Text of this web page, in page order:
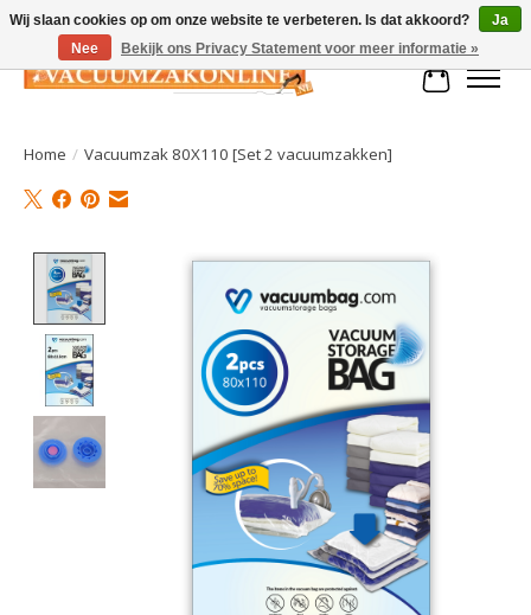
Home / Vacuumzak 80X110 [Set 2 vacuumzakken]
Product image slideshow Items
Wij slaan cookies op om onze website te verbeteren. Is dat akkoord?
Ja
Nee
Bekijk ons Privacy Statement voor meer informatie »